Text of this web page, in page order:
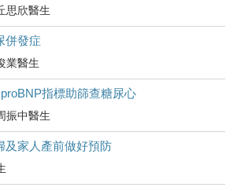
思欣醫生
併發症
業醫生
指標助篩查糖尿心
振中醫生
及家人產前做好預防